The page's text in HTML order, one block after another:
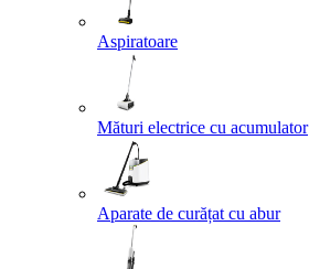
Aspiratoare
Mături electrice cu acumulator
Aparate de curățat cu abur